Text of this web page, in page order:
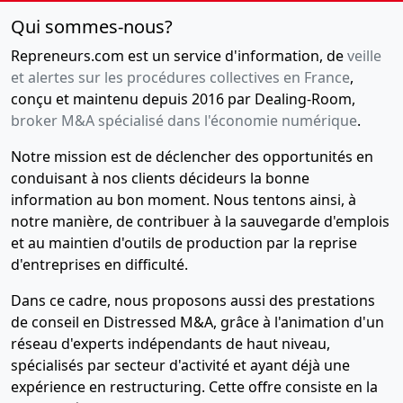
Qui sommes-nous?
Repreneurs.com est un service d'information, deveille
et alertes sur les procédures collectives en France,
conçu et maintenu depuis 2016 par Dealing-Room,
broker M&A spécialisé dans l'économie numérique.
Notre mission est de déclencher des opportunités en
conduisant à nos clients décideurs la bonne
information au bon moment. Nous tentons ainsi, à
notre manière, de contribuer à la sauvegarde d'emplois
et au maintien d'outils de production par la reprise
d'entreprises en difficulté.
Dans ce cadre, nous proposons aussi des prestations
de conseil en Distressed M&A, grâce à l'animation d'un
réseau d'experts indépendants de haut niveau,
spécialisés par secteur d'activité et ayant déjà une
expérience en restructuring. Cette offre consiste en la